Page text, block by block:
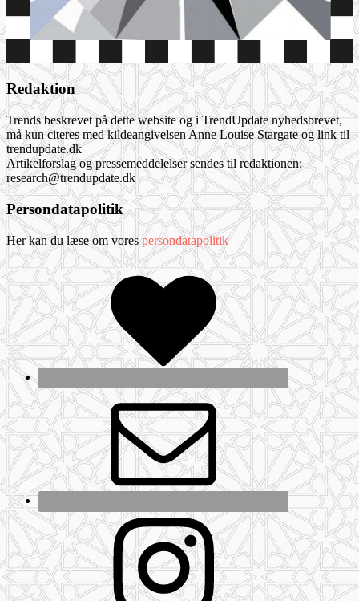
Redaktion
Trends beskrevet på dette website og i TrendUpdate nyhedsbrevet,
må kun citeres med kildeangivelsen Anne Louise Stargate og link til
trendupdate.dk
Artikelforslag og pressemeddelelser sendes til redaktionen:
research@trendupdate.dk
Persondatapolitik
Her kan du læse om vorespersondatapolitik